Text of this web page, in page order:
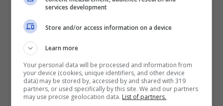
sono uguali. Una buona
un soggiorno negli USAdeve prevedere
coperture
compatibilmente con il proprio budget
elementi fondamentali da verificare prima
disottoscrivere la polizza viaggisono:
services development
Store and/or access information on a device
Learn more
Your personal data will be processed and information from
your device (cookies, unique identifiers, and other device
data) may be stored by, accessed by and shared with 319
partners, or used specifically by this site. We and our partners
may use precise geolocation data. List of partners.